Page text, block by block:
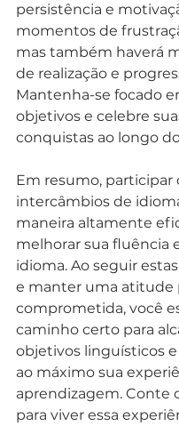
persistência e
momentos de
mas também haverá
de realização e
Mantenha-se focado
objetivos e celebre
conquistas ao longo
Em resumo, participar
intercâmbios de
maneira altamente
melhorar sua fluência
idioma. Ao seguir
e manter uma atitude
comprometida, você
caminho certo para
objetivos linguísticos
ao máximo sua
aprendizagem. Conte
para viver essa